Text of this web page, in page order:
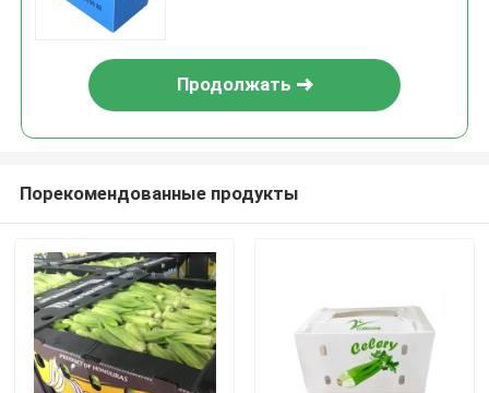
Продолжать
Порекомендованные продукты